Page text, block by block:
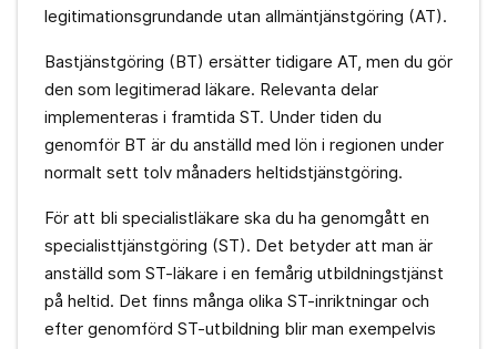
legitimationsgrundande utan allmäntjänstgöring (AT).
Bastjänstgöring (BT) ersätter tidigare AT, men du gör
den som legitimerad läkare. Relevanta delar
implementeras i framtida ST. Under tiden du
genomför BT är du anställd med lön i regionen under
normalt sett tolv månaders heltidstjänstgöring.
För att bli specialistläkare ska du ha genomgått en
specialisttjänstgöring (ST). Det betyder att man är
anställd som ST-läkare i en femårig utbildningstjänst
på heltid. Det finns många olika ST-inriktningar och
efter genomförd ST-utbildning blir man exempelvis